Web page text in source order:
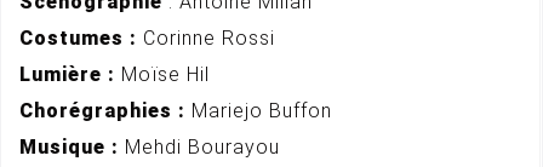
Costumes : Corinne Rossi
Lumière : Moïse Hil
Chorégraphies : Mariejo Buffon
Musique : Mehdi Bourayou